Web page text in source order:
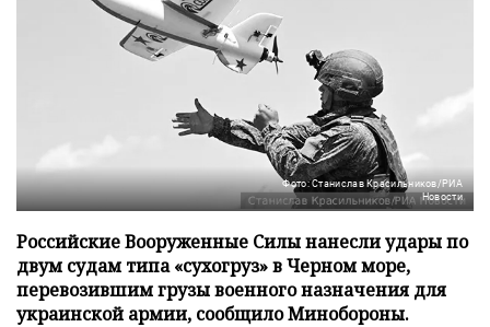
Фото: Станислав Красильников/РИА
Новости
Российские Вооруженные Силы нанесли удары по
двум судам типа «сухогруз» в Черном море,
перевозившим грузы военного назначения для
украинской армии, сообщило Минобороны.